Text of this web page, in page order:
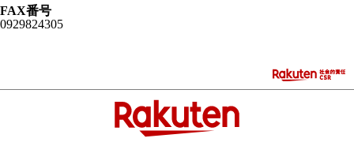
FAX番号
0929824305